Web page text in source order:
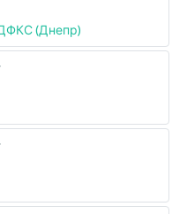
(Днепр)